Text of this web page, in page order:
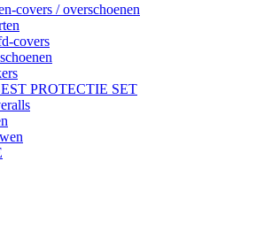
covers / overschoenen
covers
PROTECTIE SET